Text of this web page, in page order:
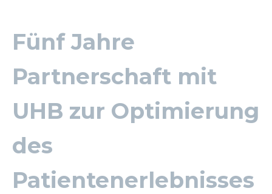
Fünf Jahre
Partnerschaft mit
UHB zur Optimierung
des
Patientenerlebnisses